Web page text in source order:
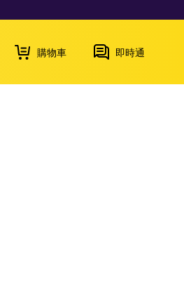
購物車 即時通